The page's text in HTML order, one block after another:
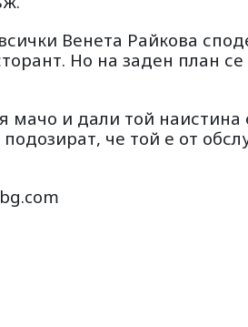
Венета Райкова
Но на заден план
мачо и дали той
че той е от